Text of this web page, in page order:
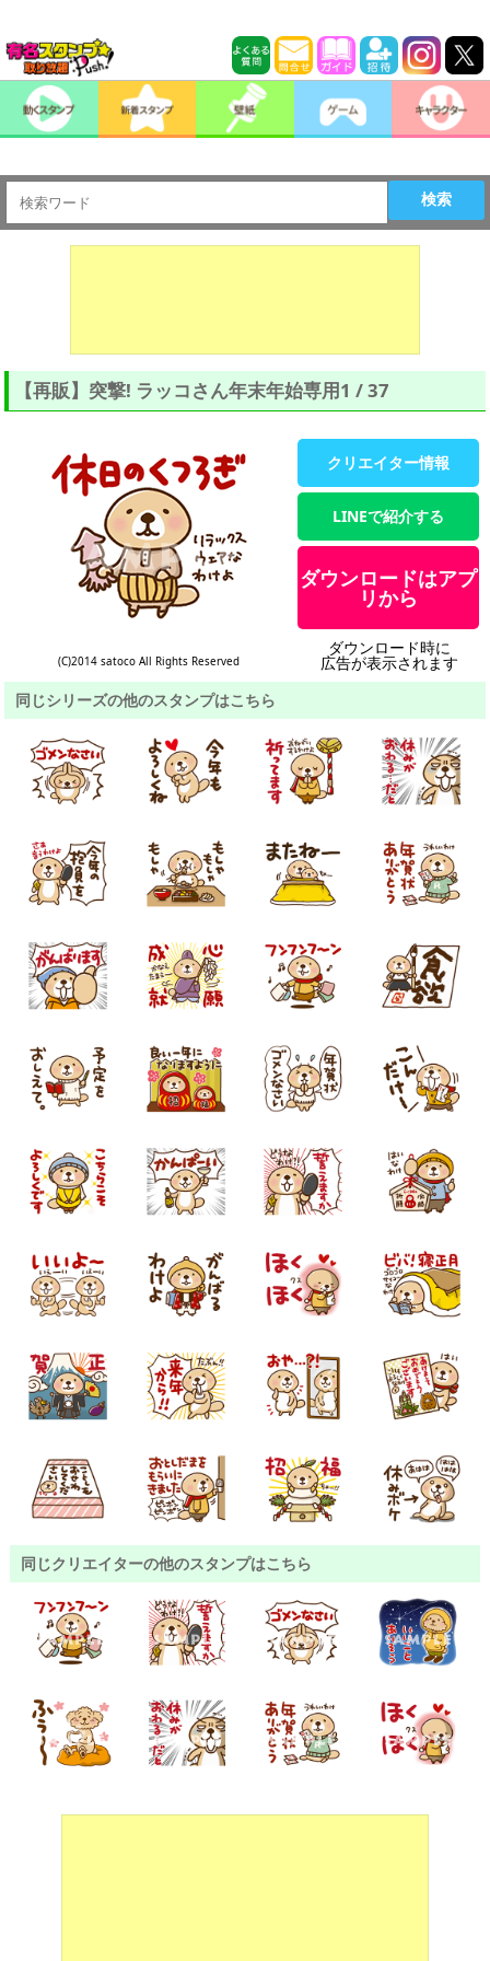
検索
【再販】突撃! ラッコさん年末年始専用1 / 37
(C)2014 satoco All Rights Reserved
クリエイター情報
LINEで紹介する
ダウンロードはアプ
リから
ダウンロード時に
広告が表示されます
同じシリーズの他のスタンプはこちら
同じクリエイターの他のスタンプはこちら